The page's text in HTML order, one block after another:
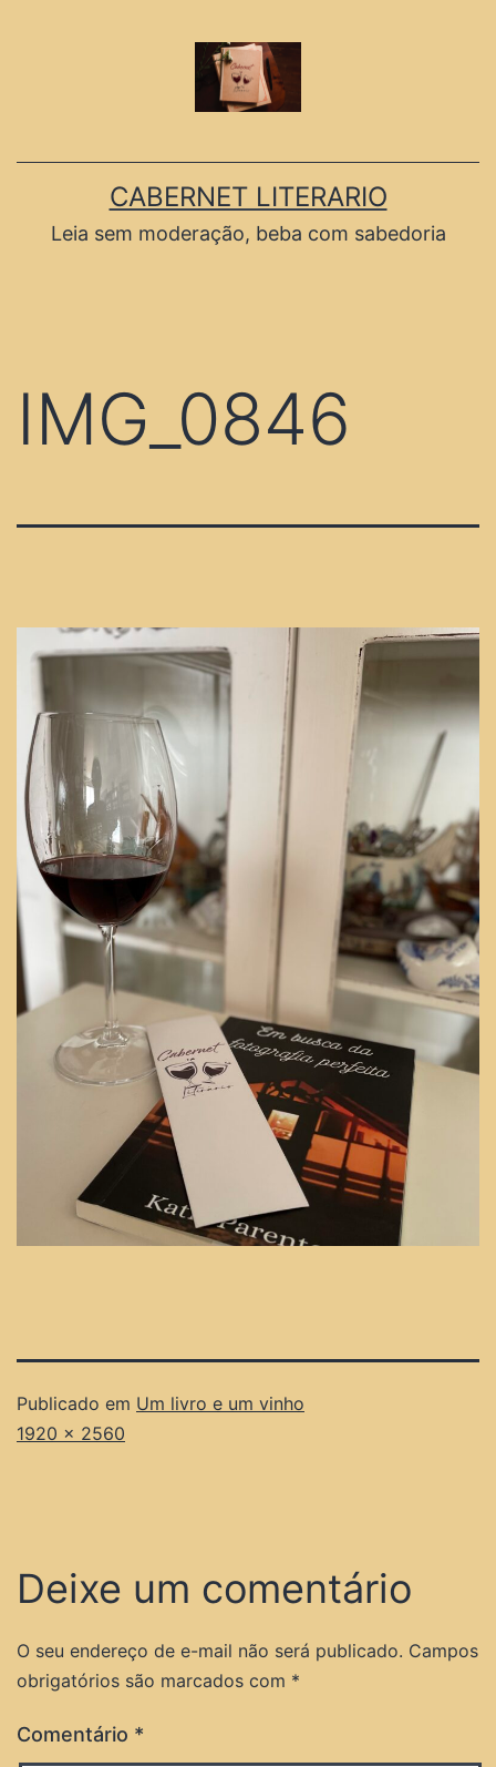
CABERNET LITERARIO
Leia sem moderação, beba com sabedoria
IMG_0846
Publicado em Um livro e um vinho
1920 × 2560
Deixe um comentário
O seu endereço de e-mail não será publicado. Campos
obrigatórios são marcados com *
Comentário *